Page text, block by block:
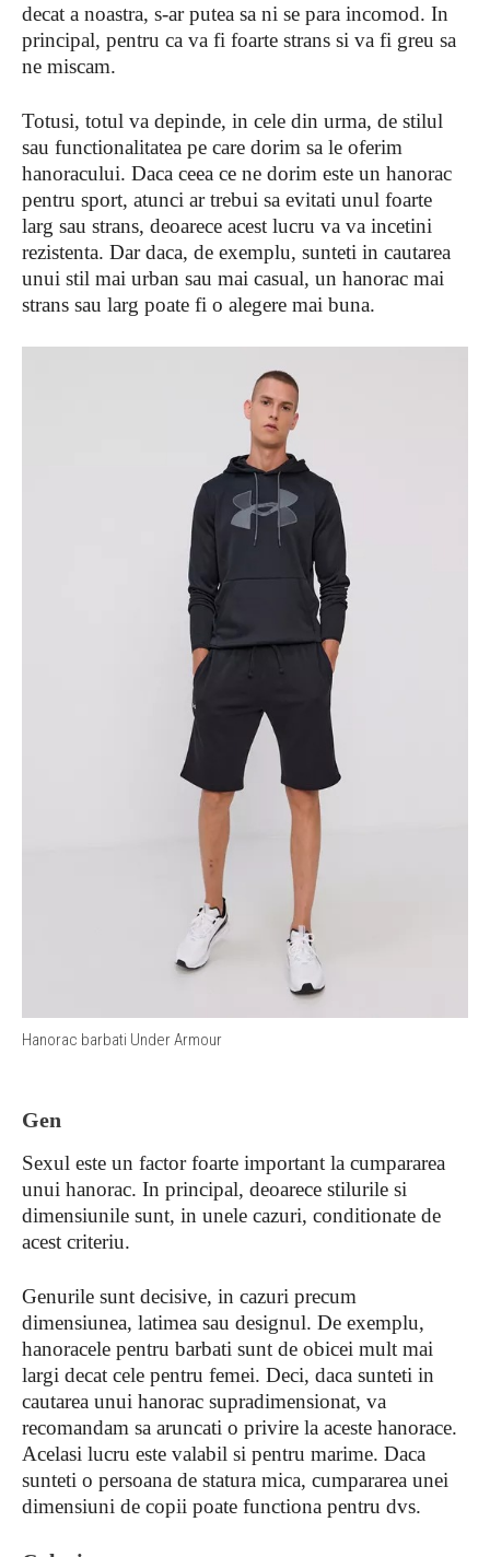
decat a noastra, s-ar putea sa ni se para incomod. In
principal, pentru ca va fi foarte strans si va fi greu sa
ne miscam.
Totusi, totul va depinde, in cele din urma, de stilul
sau functionalitatea pe care dorim sa le oferim
hanoracului. Daca ceea ce ne dorim este un hanorac
pentru sport, atunci ar trebui sa evitati unul foarte
larg sau strans, deoarece acest lucru va va incetini
rezistenta. Dar daca, de exemplu, sunteti in cautarea
unui stil mai urban sau mai casual, un hanorac mai
strans sau larg poate fi o alegere mai buna.
Hanorac barbati Under Armour
Gen
Sexul este un factor foarte important la cumpararea
unui hanorac. In principal, deoarece stilurile si
dimensiunile sunt, in unele cazuri, conditionate de
acest criteriu.
Genurile sunt decisive, in cazuri precum
dimensiunea, latimea sau designul. De exemplu,
hanoracele pentru barbati sunt de obicei mult mai
largi decat cele pentru femei. Deci, daca sunteti in
cautarea unui hanorac supradimensionat, va
recomandam sa aruncati o privire la aceste hanorace.
Acelasi lucru este valabil si pentru marime. Daca
sunteti o persoana de statura mica, cumpararea unei
dimensiuni de copii poate functiona pentru dvs.